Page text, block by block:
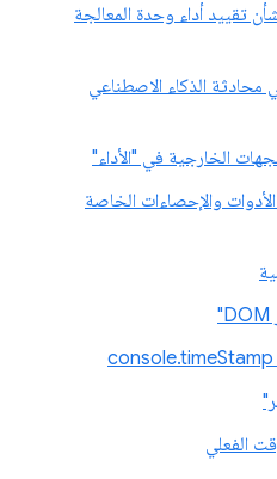
تقييد أداء وحدة المعالجة
محادثة الذكاء الاصطناعي
الخارجية في "الأداء"
والإحصاءات الخاصة
الفعلي